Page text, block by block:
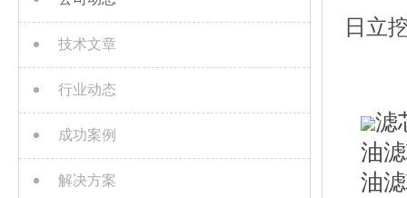
技术文章
行业动态
成功案例
解决方案
日立
滤
油
油